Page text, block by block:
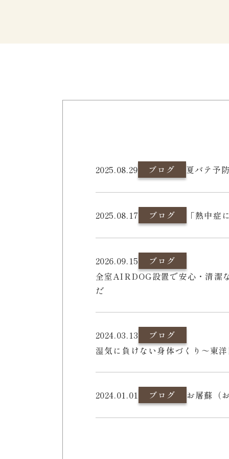
2025.08.29 ブログ 夏バテ予
2025.08.17 ブログ 「熱中症
2026.09.15
ブログ
全室AIRDOG設置で安心・清潔
だ
2024.03.13
ブログ
湿気に負けない身体づくり～東
2024.01.01 ブログ お屠蘇（